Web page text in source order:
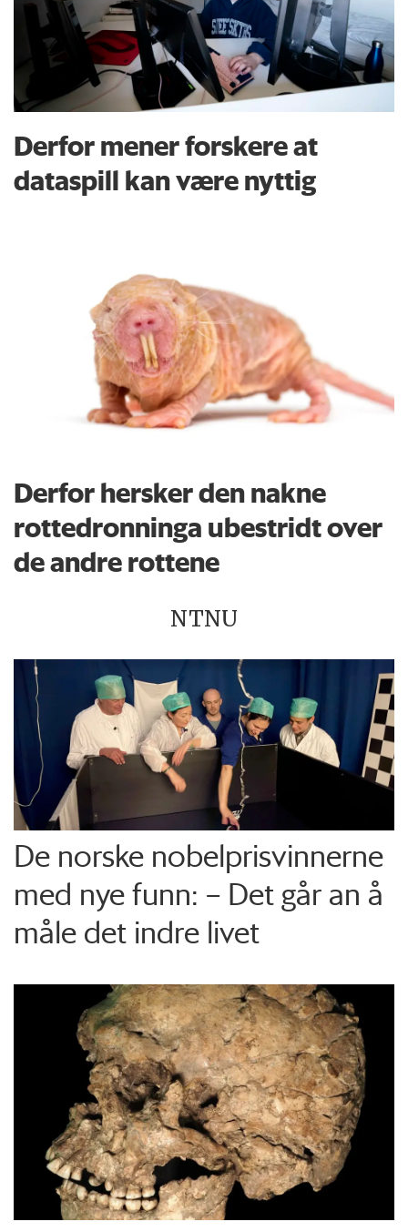
Derfor mener forskere at
dataspill kan være nyttig
Derfor hersker den nakne
rottedronninga ubestridt over
de andre rottene
NTNU
De norske nobelprisvinnerne
med nye funn: – Det går an å
måle det indre livet